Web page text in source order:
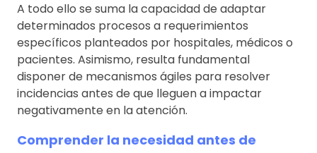
A todo ello se suma la capacidad de adaptar
determinados procesos a requerimientos
específicos planteados por hospitales, médicos o
pacientes. Asimismo, resulta fundamental
disponer de mecanismos ágiles para resolver
incidencias antes de que lleguen a impactar
negativamente en la atención.
Comprender la necesidad antes de